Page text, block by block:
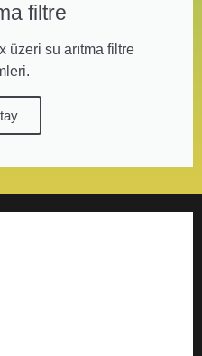
filtre
üzeri su arıtma filtre